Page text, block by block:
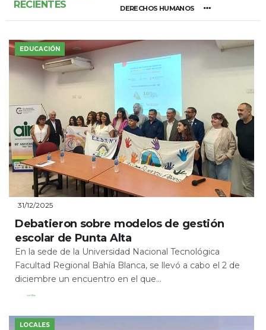
RECIENTES
DERECHOS HUMANOS
EDUCACIÓN
31/12/2025
Debatieron sobre modelos de gestión
escolar de Punta Alta
En la sede de la Universidad Nacional Tecnológica
Facultad Regional Bahía Blanca, se llevó a cabo el 2 de
diciembre un encuentro en el que...
Leer Más
LOCALES